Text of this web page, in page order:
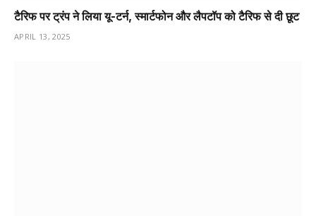
टैरिफ पर ट्रंप ने लिया यू-टर्न, स्मार्टफोन और लैपटॉप को टैरिफ से दी छूट
APRIL 13, 2025